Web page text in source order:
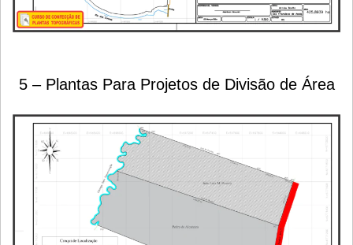
5 – Plantas Para Projetos de Divisão de Área